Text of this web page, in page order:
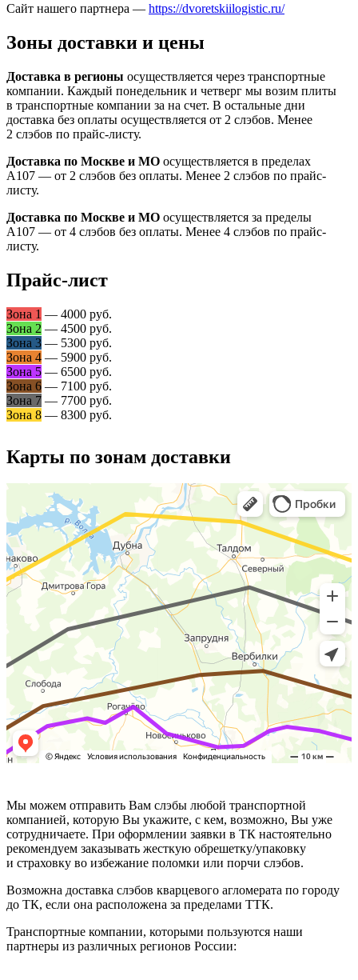
Сайт нашего партнера — https://dvoretskiilogistic.ru/
Зоны доставки и цены
Доставка в регионы осуществляется через транспортные
компании. Каждый понедельник и четверг мы возим плиты
в транспортные компании за на счет. В остальные дни
доставка без оплаты осуществляется от 2 слэбов. Менее
2 слэбов по прайс-листу.
Доставка по Москве и МО осуществляется в пределах
А107 — от 2 слэбов без оплаты. Менее 2 слэбов по прайс-
листу.
Доставка по Москве и МО осуществляется за пределы
А107 — от 4 слэбов без оплаты. Менее 4 слэбов по прайс-
листу.
Прайс-лист
Зона 1 — 4000 руб.
Зона 2 — 4500 руб.
Зона 3 — 5300 руб.
Зона 4 — 5900 руб.
Зона 5 — 6500 руб.
Зона 6 — 7100 руб.
Зона 7 — 7700 руб.
Зона 8 — 8300 руб.
Карты по зонам доставки
Мы можем отправить Вам слэбы любой транспортной
компанией, которую Вы укажите, с кем, возможно, Вы уже
сотрудничаете. При оформлении заявки в ТК настоятельно
рекомендуем заказывать жесткую обрешетку/упаковку
и страховку во избежание поломки или порчи слэбов.
Возможна доставка слэбов кварцевого агломерата по городу
до ТК, если она расположена за пределами ТТК.
Транспортные компании, которыми пользуются наши
партнеры из различных регионов России: